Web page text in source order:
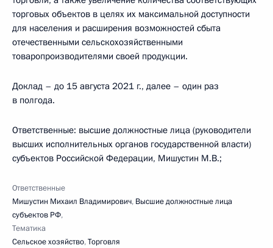
торговых объектов в целях их максимальной доступности
для населения и расширения возможностей сбыта
отечественными сельскохозяйственными
товаропроизводителями своей продукции.
Доклад – до 15 августа 2021 г., далее – один раз
в полгода.
Ответственные: высшие должностные лица (руководители
высших исполнительных органов государственной власти)
субъектов Российской Федерации, Мишустин М.В.;
Ответственные
Мишустин Михаил Владимирович, Высшие должностные лица
субъектов РФ,
Тематика
Сельское хозяйство,Торговля